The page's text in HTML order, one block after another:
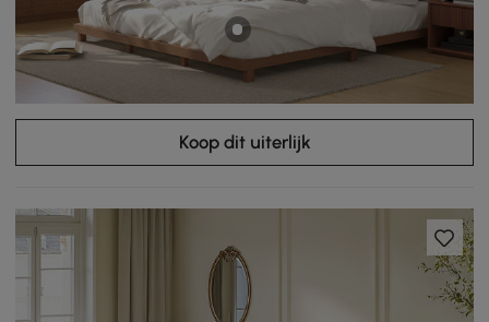
Koop dit uiterlijk